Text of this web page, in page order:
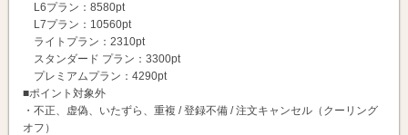
L6プラン：8580pt
L7プラン：10560pt
ライトプラン：2310pt
スタンダード プラン：3300pt
プレミアムプラン：4290pt
■ポイント対象外
・不正、虚偽、いたずら、重複 / 登録不備 / 注文キャンセル（クーリング
オフ）